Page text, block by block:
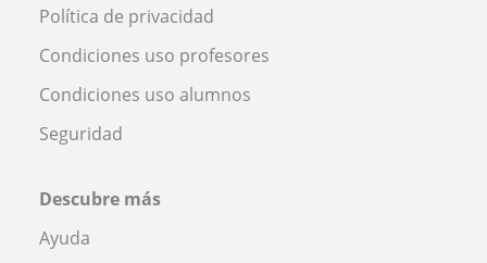
Política de privacidad
Condiciones uso profesores
Condiciones uso alumnos
Seguridad
Descubre más
Ayuda